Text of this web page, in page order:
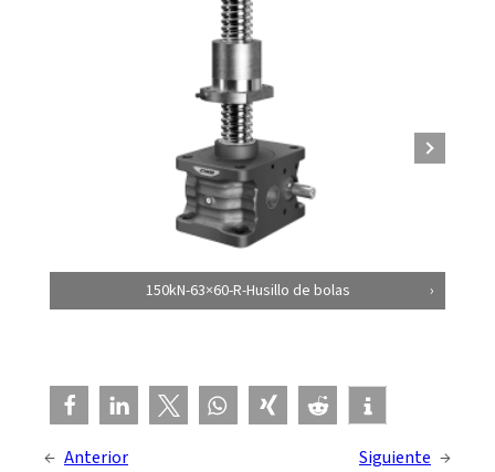
150kN-63×60-R-Husillo de bolas
← Anterior Siguiente →